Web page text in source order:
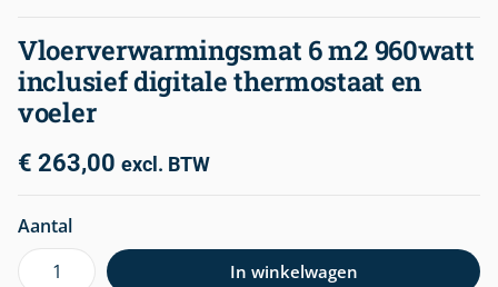
Vloerverwarmingsmat 6 m2 960watt
inclusief digitale thermostaat en
voeler
€ 263,00 excl. BTW
Aantal
In winkelwagen